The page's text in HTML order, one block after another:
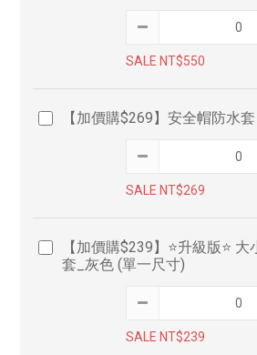
SALE NT$550
【加價購$269】安全帽防水
SALE NT$269
【加價購$239】⭐升級版⭐
套_灰色 (單一尺寸)
SALE NT$239